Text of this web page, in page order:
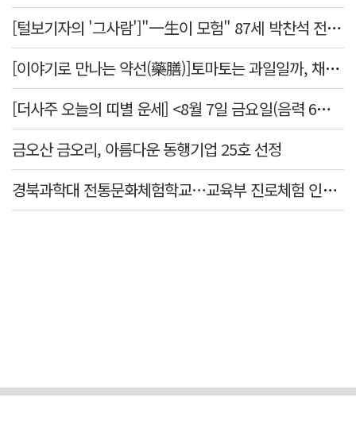
[털보기자의 '그사람']"一生이 모험" 87세 박찬석 전 경북대 총장
[이야기로 만나는 약선(藥膳)]토마토는 과일일까, 채소일까
[더사주 오늘의 띠별 운세] <8월 7일 금요일(음력 6월25일)>
금오산 금오리, 아름다운 동행기업 25호 선정
경북과학대 전통문화체험학교…교육부 진로체험 인증기관 선정